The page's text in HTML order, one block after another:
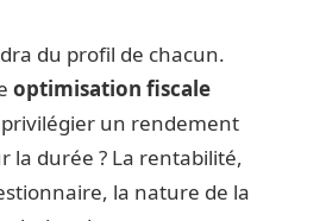
du profil de chacun.
optimisation fiscale
un rendement
la durée ? La rentabilité,
la nature de la